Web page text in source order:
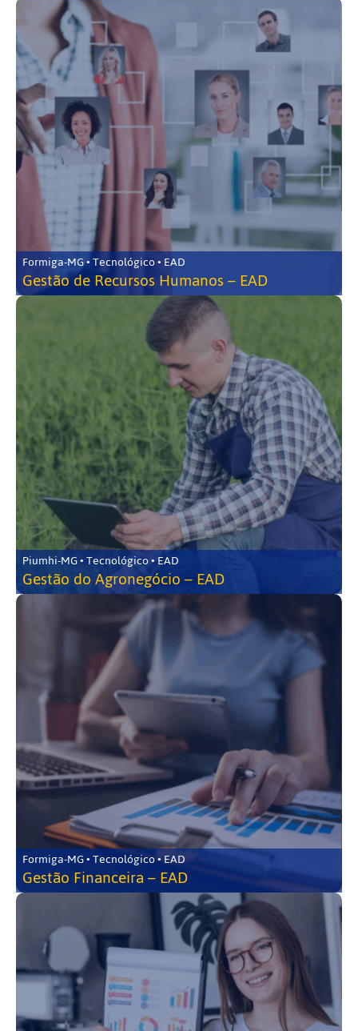
Formiga-MG • Tecnológico • EAD
Gestão de Recursos Humanos – EAD
Piumhi-MG • Tecnológico • EAD
Gestão do Agronegócio – EAD
Formiga-MG • Tecnológico • EAD
Gestão Financeira – EAD